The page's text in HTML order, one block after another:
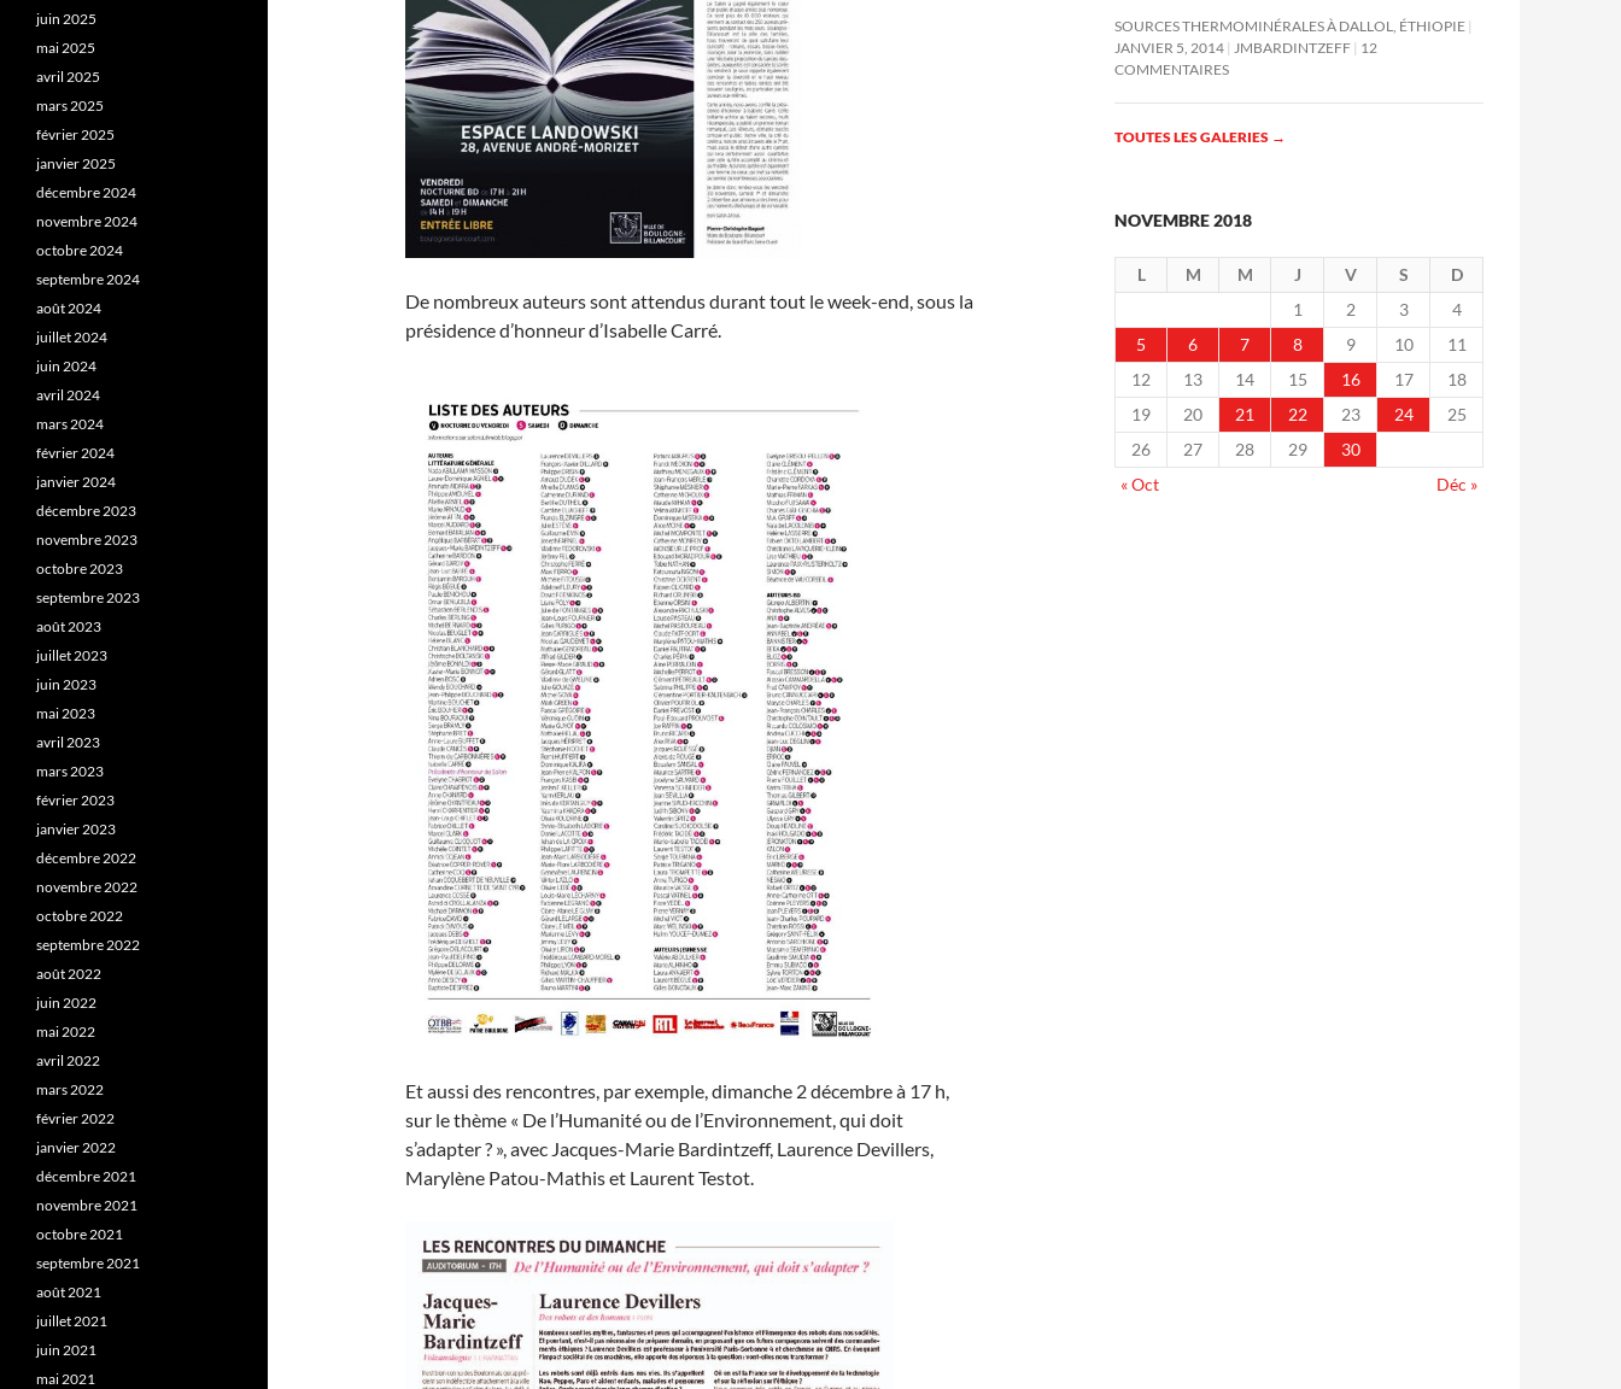
De nombreux auteurs sont attendus durant tout le week-end, sous la
présidence d’honneur d’Isabelle Carré.
Et aussi des rencontres, par exemple, dimanche 2 décembre à 17 h,
sur le thème « De l’Humanité ou de l’Environnement, qui doit
s’adapter ? », avec Jacques-Marie Bardintzeff, Laurence Devillers,
Marylène Patou-Mathis et Laurent Testot.
SOURCES THERMOMINÉRALES À DALLOL, ÉTHIOPIE
JANVIER 5, 2014
JMBARDINTZEFF 12
COMMENTAIRES
TOUTES LES GALERIES →
NOVEMBRE 2018
L M M J V S
D
1
2 3
4
5
6 7 8 9 10
11
12
13 14 15 16 17
18
19
20 21 22 23 24
25
26
27 28 29
30
« Oct
Déc »
juin 2025
mai 2025
avril 2025
mars 2025
février 2025
janvier 2025
décembre 2024
novembre 2024
octobre 2024
septembre 2024
août 2024
juillet 2024
juin 2024
avril 2024
mars 2024
février 2024
janvier 2024
décembre 2023
novembre 2023
octobre 2023
septembre 2023
août 2023
juillet 2023
juin 2023
mai 2023
avril 2023
mars 2023
février 2023
janvier 2023
décembre 2022
novembre 2022
octobre 2022
septembre 2022
août 2022
juin 2022
mai 2022
avril 2022
mars 2022
février 2022
janvier 2022
décembre 2021
novembre 2021
octobre 2021
septembre 2021
août 2021
juillet 2021
juin 2021
mai 2021